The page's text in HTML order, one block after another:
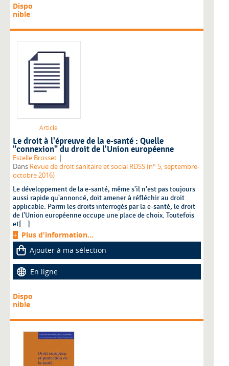
Dispo
nible
Article
Le droit à l'épreuve de la e-santé : Quelle
"connexion" du droit de l'Union européenne
Estelle Brosset |
Dans Revue de droit sanitaire et social RDSS (n° 5, septembre-
octobre 2016)
Le développement de la e-santé, même s'il n'est pas toujours
aussi rapide qu'annoncé, doit amener à réfléchir au droit
applicable. Parmi les droits interrogés par la e-santé, le droit
de l'Union européenne occupe une place de choix. Toutefois
et[...]
Plus d'information...
Ajouter à ma sélection
En ligne
Dispo
nible